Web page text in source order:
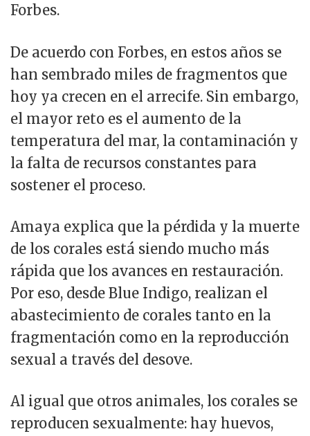
Forbes.
De acuerdo con Forbes, en estos años se
han sembrado miles de fragmentos que
hoy ya crecen en el arrecife. Sin embargo,
el mayor reto es el aumento de la
temperatura del mar, la contaminación y
la falta de recursos constantes para
sostener el proceso.
Amaya explica que la pérdida y la muerte
de los corales está siendo mucho más
rápida que los avances en restauración.
Por eso, desde Blue Indigo, realizan el
abastecimiento de corales tanto en la
fragmentación como en la reproducción
sexual a través del desove.
Al igual que otros animales, los corales se
reproducen sexualmente: hay huevos,